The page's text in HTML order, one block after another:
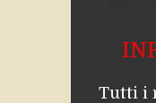
Tutti i